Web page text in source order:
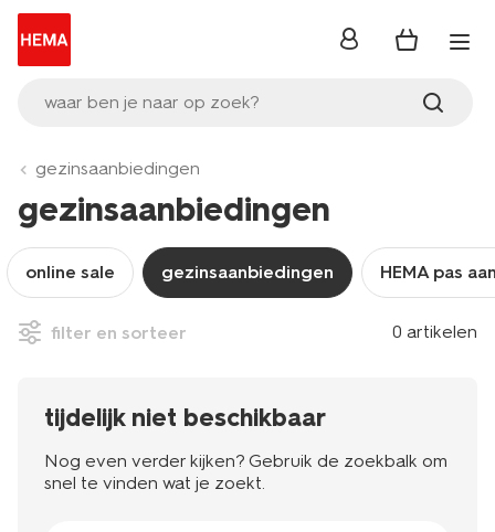
waar ben je naar op zoek?
inloggen
gezinsaanbiedingen
gezinsaanbiedingen
online sale gezinsaanbiedingen HEMA pas
filter en sorteer 0 artikelen
tijdelijk niet beschikbaar
Nog even verder kijken? Gebruik de zoekbalk om
snel te vinden wat je zoekt.